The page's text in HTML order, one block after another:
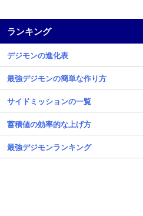
ランキング
デジモンの進化表
最強デジモンの簡単な作り方
サイドミッションの一覧
蓄積値の効率的な上げ方
最強デジモンランキング